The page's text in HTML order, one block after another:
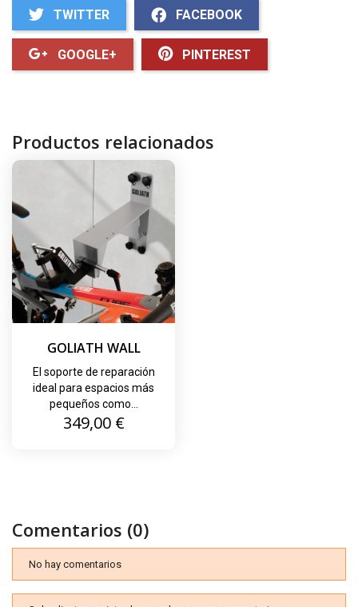
TWITTER FACEBOOK
GOOGLE+ PINTEREST
Productos relacionados
GOLIATH WALL
El soporte de reparación
ideal para espacios más
pequeños como...
Precio
349,00 €
Comentarios (0)
No hay comentarios